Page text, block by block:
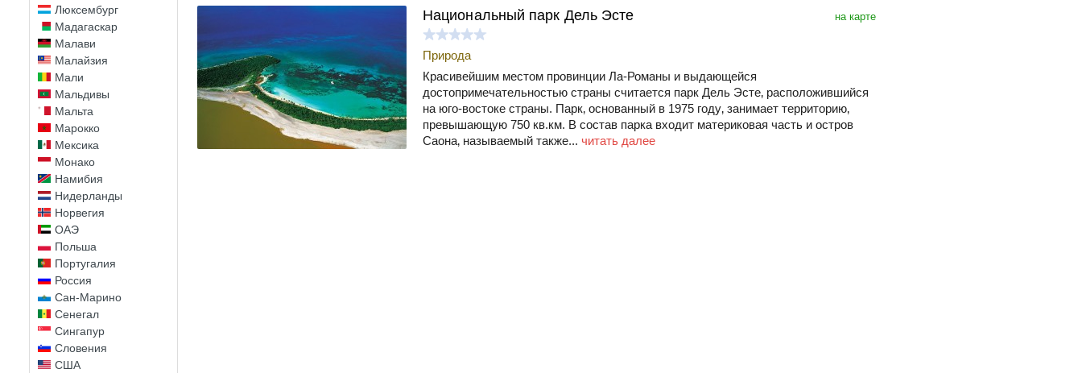
Люксембург
Мадагаскар
Малави
Малайзия
Мали
Мальдивы
Мальта
Марокко
Мексика
Монако
Намибия
Нидерланды
Норвегия
ОАЭ
Польша
Португалия
Россия
Сан-Марино
Сенегал
Сингапур
Словения
США
на карте
Национальный парк Дель Эсте
Природа
Красивейшим местом провинции Ла-Романы и выдающейся
достопримечательностью страны считается парк Дель Эсте‚ расположившийся
на юго-востоке страны. Парк‚ основанный в 1975 году‚ занимает территорию‚
превышающую 750 кв.км. В состав парка входит материковая часть и остров
Саона‚ называемый также... читать далее